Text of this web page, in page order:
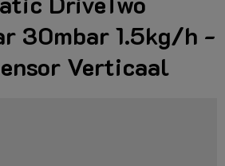
30mbar 1.5kg/h -
Verticaal